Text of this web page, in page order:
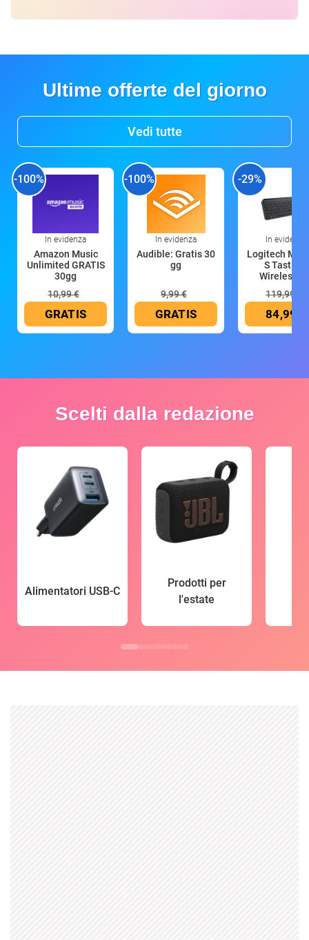
Ultime offerte del giorno
Vedi tutte
-100%
In evidenza
Amazon Music
Unlimited GRATIS
30gg
10,99 €
GRATIS
-100%
In evidenza
Audible: Gratis 30
gg
9,99 €
GRATIS
-29%
In evidenza
Logitech MX
S Tastiera
Wireless
119,99 €
84,99 €
Scelti dalla redazione
Alimentatori USB-C
Prodotti per
l'estate